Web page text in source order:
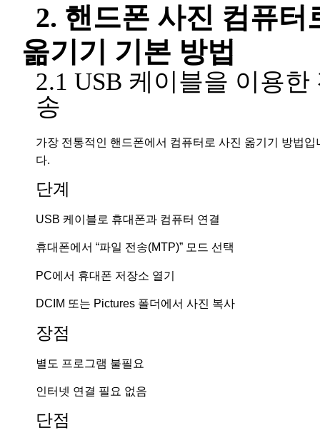
2. 핸드폰 사진 컴퓨터
옮기기 기본 방법
2.1 USB 케이블을 이용한
송
가장 전통적인 핸드폰에서 컴퓨터로 사진 옮기기 방법입
다.
단계
USB 케이블로 휴대폰과 컴퓨터 연결
휴대폰에서 “파일 전송(MTP)” 모드 선택
PC에서 휴대폰 저장소 열기
DCIM 또는 Pictures 폴더에서 사진 복사
장점
별도 프로그램 불필요
인터넷 연결 필요 없음
단점